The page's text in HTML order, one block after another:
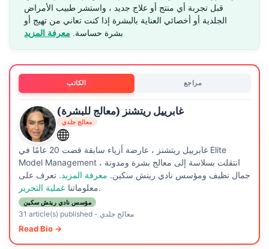
قبل تجربة أي منتج أو علاج جديد ، واستشر طبيب الأمراض
الجلدية أو أخصائي العناية بالبشرة إذا كنت تعاني من تهيج أو
بشرة حساسة. معرفة المزيد
الكاتب مراجع
غابرييل ريتشنز (معالج للبشرة)
معالج جلدي
غابرييل ريتشنز ، عارضة أزياء سابقة قضت 20 عامًا في Elite
Model Management ، انتقلت بسلاسة إلى معالج بشرة ومدونة
جمال نظيف ومؤسس نادي ريتش سكين. معرفة المزيد. تعرف على
معلوماتناعملية التحرير.
مؤسس نادي ريتش سكين
31 article(s) published- معالج جلدي
Read Bio →